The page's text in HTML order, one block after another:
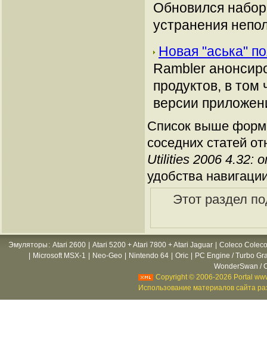
Обновился
устранения
Новая "аська"
Rambler
продуктов, в
версии
Список выше
соседних статей
Utilities 2006 4.32:
удобства
Этот раздел
Эмуляторы : Atari 2600 Atari 5200 + Atari 7800 + Atari Jaguar
Coleco
Microsoft MSX-1 Neo-Geo Nintendo 64 Oric
PC Engine / Turbo
WonderSwan /
Copyright © 2006-2026 Portal
Использование материалов сайта